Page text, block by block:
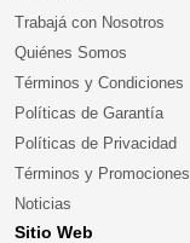
Trabajá con Nosotros
Quiénes Somos
Términos y Condiciones
Políticas de Garantía
Políticas de Privacidad
Términos y Promociones
Noticias
Sitio Web